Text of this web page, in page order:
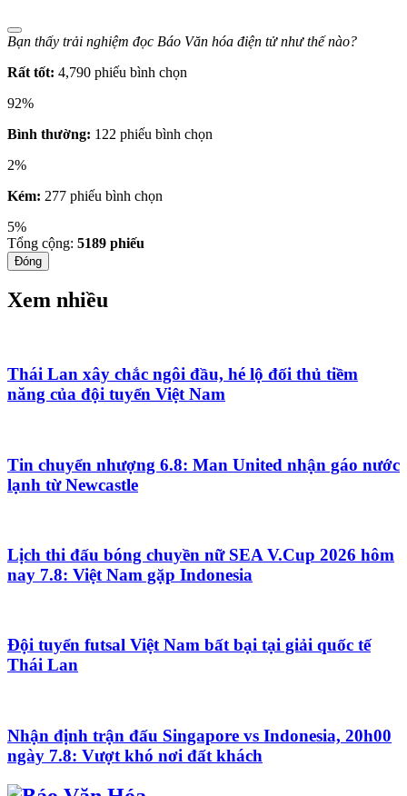
Bạn thấy trải nghiệm đọc Báo Văn hóa điện tử như thế nào?
Rất tốt: 4,790 phiếu bình chọn
92%
Bình thường: 122 phiếu bình chọn
2%
Kém: 277 phiếu bình chọn
5%
Tổng cộng: 5189 phiếu
Đóng
Xem nhiều
Thái Lan xây chắc ngôi đầu, hé lộ đối thủ tiềm
năng của đội tuyển Việt Nam
Tin chuyển nhượng 6.8: Man United nhận gáo nước
lạnh từ Newcastle
Lịch thi đấu bóng chuyền nữ SEA V.Cup 2026 hôm
nay 7.8: Việt Nam gặp Indonesia
Đội tuyển futsal Việt Nam bất bại tại giải quốc tế
Thái Lan
Nhận định trận đấu Singapore vs Indonesia, 20h00
ngày 7.8: Vượt khó nơi đất khách